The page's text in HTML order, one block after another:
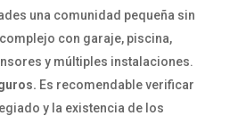
una comunidad pequeña sin
con garaje, piscina,
y múltiples instalaciones.
Es recomendable verificar
y la existencia de los